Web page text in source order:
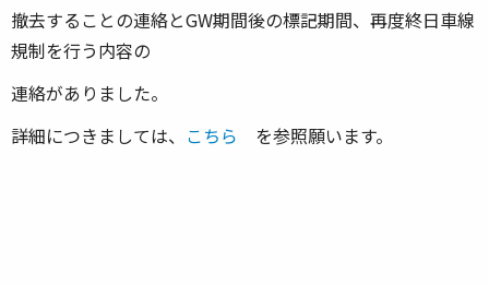
撤去することの連絡とGW期間後の標記期間、再度終日車線
規制を行う内容の
連絡がありました。
詳細につきましては、 こちら を参照願います。